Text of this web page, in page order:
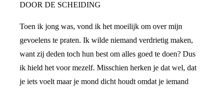
DOOR DE SCHEIDING
Toen ik jong was, vond ik het moeilijk om over mijn
gevoelens te praten. Ik wilde niemand verdrietig maken,
want zij deden toch hun best om alles goed te doen? Dus
ik hield het voor mezelf. Misschien herken je dat wel, dat
je iets voelt maar je mond dicht houdt omdat je iemand